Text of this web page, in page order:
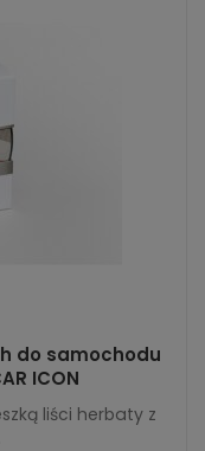
do samochodu
ICON
liści herbaty z